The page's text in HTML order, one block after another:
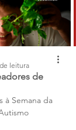
de
leitura
à Semana da